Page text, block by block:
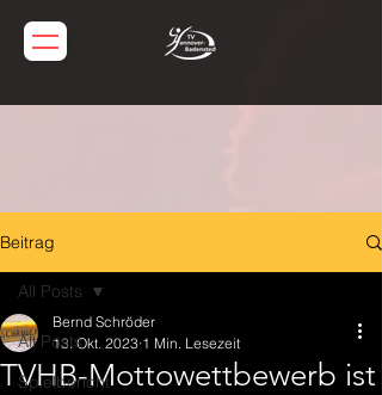
Beitrag
All Posts
Spielbericht
All Posts
TVHB-Mottowettbewerb ist
Bernd Schröder
13. Okt. 2023 1 Min. Lesezeit